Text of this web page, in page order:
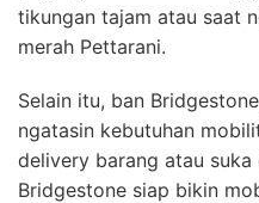
tikungan tajam atau saat
merah Pettarani.
Selain itu, ban
ngatasin kebutuhan
delivery barang atau
Bridgestone siap bikin